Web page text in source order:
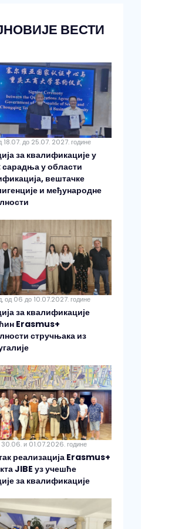
ВЕСТИ
18.07. до 25.07. 2027. године
за квалификације у
сарадња у области
вештачке
и међународне
од 06 до 10.07.2027. године
за квалификације
Erasmus+
стручњака из
30.06. и 01.07.2026. године
реализација Erasmus+
JIBE уз учешће
за квалификације